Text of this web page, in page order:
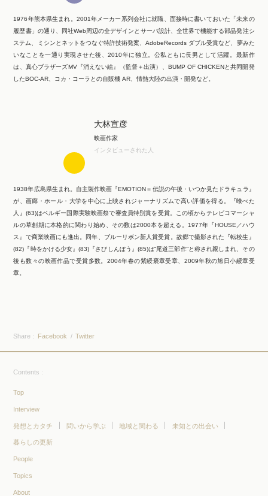
1976年熊本県生まれ。2001年メーカー系列会社に就職、面接時に書いておいた「未来の
履歴書」の通り、同社Web周辺の全デザインとサーバ設計、全世界で機能する部品発注シ
ステム、ミシンとネットをつなぐ特許技術発案、AdobeRecords ダブル受賞など、夢みた
いなことを一通り実現させた後、2010年に独立。公私ともに長男として活躍。最新作
は、真心ブラザーズMV『消えない絵』（監督＋出演）、BUMP OF CHICKENと共同開発
したBOC-AR、コカ・コーラとの自販機 AR、情熱大陸の出演・開発など。
大林宣彦
映画作家
インタビューされた人
1938年広島県生まれ。自主製作映画『EMOTION＝伝説の午後・いつか見たドラキュラ』
が、画廊・ホール・大学を中心に上映されジャーナリズムで高い評価を得る。『喰べた
人』(63)はベルギー国際実験映画祭で審査員特別賞を受賞。この頃からテレビコマーシャ
ルの草創期に本格的に関わり始め、その数は2000本を超える。1977年『HOUSE／ハウ
ス』で商業映画にも進出。同年、ブルーリボン新人賞受賞。故郷で撮影された『転校生』
(82)『時をかける少女』(83)『さびしんぼう』(85)は“尾道三部作”と称され親しまれ、その
後も数々の映画作品で受賞多数。2004年春の紫綬褒章受章、2009年秋の旭日小綬章受
章。
Share : Facebook Twitter
Contents :
Top
Interview
発想とカタチ
問いから学ぶ 地域と関わる
未知との出会い
暮らしの更新
People
Topics
About